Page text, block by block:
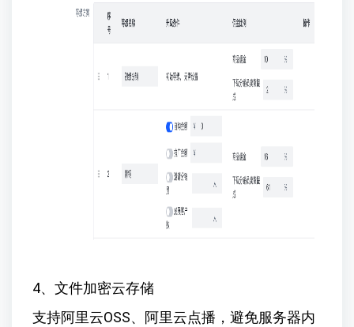
4、文件加密云存储
支持阿里云OSS、阿里云点播，避免服务器内